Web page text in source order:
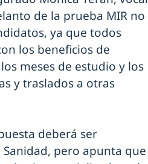
de la prueba MIR no
ya que todos
los beneficios de
meses de estudio y los
y traslados a otras
deberá ser
pero apunta que